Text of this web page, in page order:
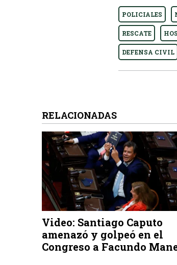
POLICIALES
RESCATE
DEFENSA CIVIL
RELACIONADAS
Video: Santiago Caputo
amenazó y golpeó en el
Congreso a Facundo